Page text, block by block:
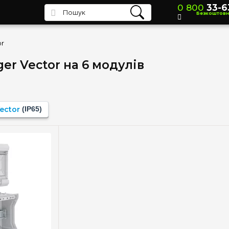
Vector на 6 модулів
(IP65)
0 800 33-